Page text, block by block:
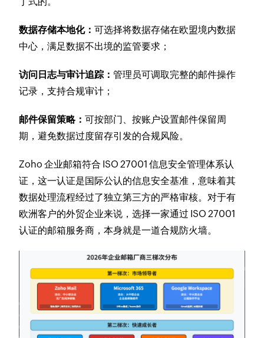
数据存储本地化：可选择将数据存储在欧盟境内数据
中心，满足数据不出境的监管要求；
访问日志与审计追踪：管理员可调取完整的邮件操作
记录，支持合规审计；
邮件保留策略：可按部门、按账户设置邮件保留周
期，避免数据过度留存引发的合规风险。
Zoho 企业邮箱符合 ISO 27001 信息安全管理体系认
证，这一认证是国际公认的信息安全基准，意味着其
数据处理流程经过了独立第三方的严格审核。对于有
欧洲客户的外贸企业来说，选择一家通过 ISO 27001
认证的邮箱服务商，本身就是一道合规防火墙。